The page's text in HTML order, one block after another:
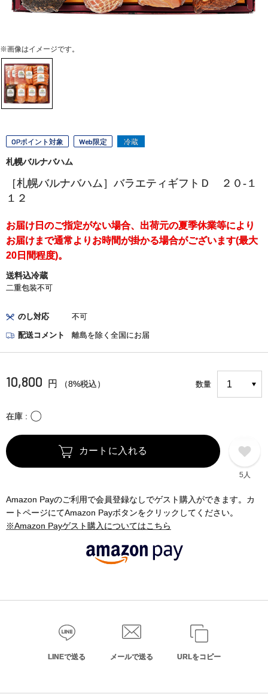
※画像はイメージです。
OPポイント対象 Web限定 冷蔵
札幌バルナバハム
［札幌バルナバハム］バラエティギフトＤ ２０‐１
１２
お届け日のご指定がない場合、出荷元の夏季休業等により
お届けまで通常よりお時間が掛かる場合がございます(最大
20日間程度)。
送料込冷蔵
二重包装不可
のし対応 不可
配送コメント 離島を除く全国にお届
10,800 円 （8%税込） 数量
在庫 〇
カートに入れる
5人
Amazon Payのご利用で会員登録なしでゲスト購入ができます。カ
ートページにてAmazon Payボタンをクリックしてください。
※Amazon Payゲスト購入についてはこちら
LINEで送る メールで送る URLをコピー